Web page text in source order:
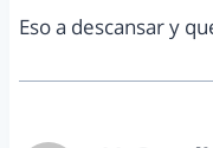
Eso a descansar y